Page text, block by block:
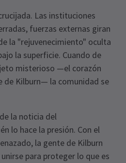
Las instituciones
fuerzas externas giran
la "rejuvenecimiento" oculta
la superficie. Cuando de
misterioso —el corazón
de Kilburn— la comunidad se
la noticia del
lo hace la presión. Con el
la gente de Kilburn
para proteger lo que es